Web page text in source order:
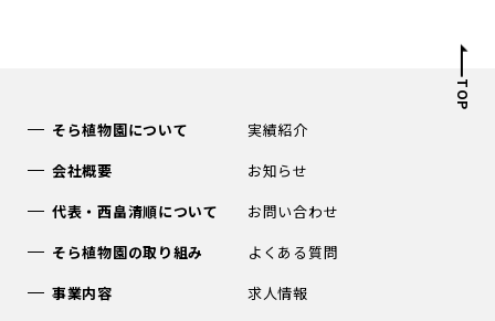
TOP
そら植物園について
会社概要
代表・西畠清順について
そら植物園の取り組み
事業内容
実績紹介
お知らせ
お問い合わせ
よくある質問
求人情報